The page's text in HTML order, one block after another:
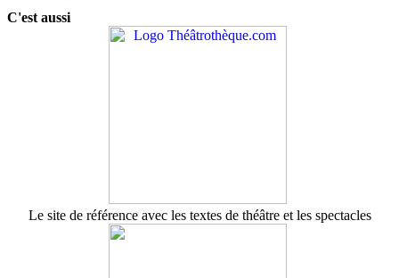
C'est aussi
Le site de référence avec les textes de théâtre et les spectacles